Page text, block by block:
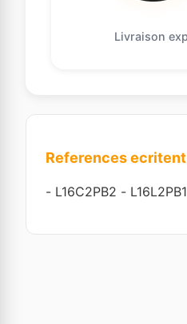
Livraison
References
- L16C2PB2 - L16L2PB1